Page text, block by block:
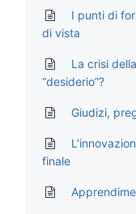
I punti di
di vista
La crisi
“desiderio”?
Giudizi,
finale